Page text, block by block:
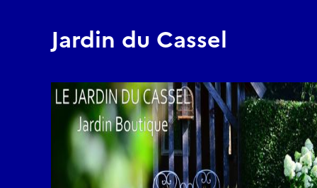
Jardin du Cassel